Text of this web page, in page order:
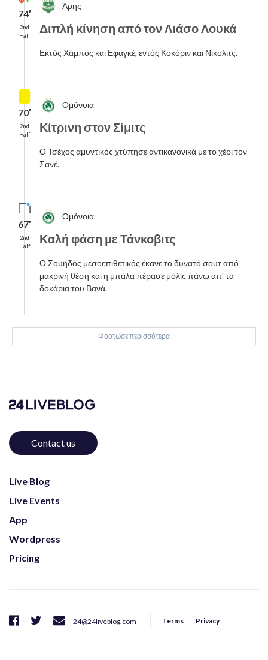
74′
2nd
Half
Άρης
Διπλή κίνηση από τον Λιάσο Λουκά
Εκτός Χάμπος και Εφαγκέ, εντός Κοκόριν και Νίκολιτς.
70′
2nd
Half
Ομόνοια
Κίτρινη στον Σίμιτς
Ο Τσέχος αμυντικός χτύπησε αντικανονικά με το χέρι τον
Σανέ.
67′
2nd
Half
Ομόνοια
Καλή φάση με Τάνκοβιτς
Ο Σουηδός μεσοεπιθετικός έκανε το δυνατό σουτ από
μακρινή θέση και η μπάλα πέρασε μόλις πάνω απ' τα
δοκάρια του Βανά.
Φόρτωσε περισσότερα
Contact us
Live Blog
Live Events
App
Wordpress
Pricing
24@24liveblog.com Terms Privacy